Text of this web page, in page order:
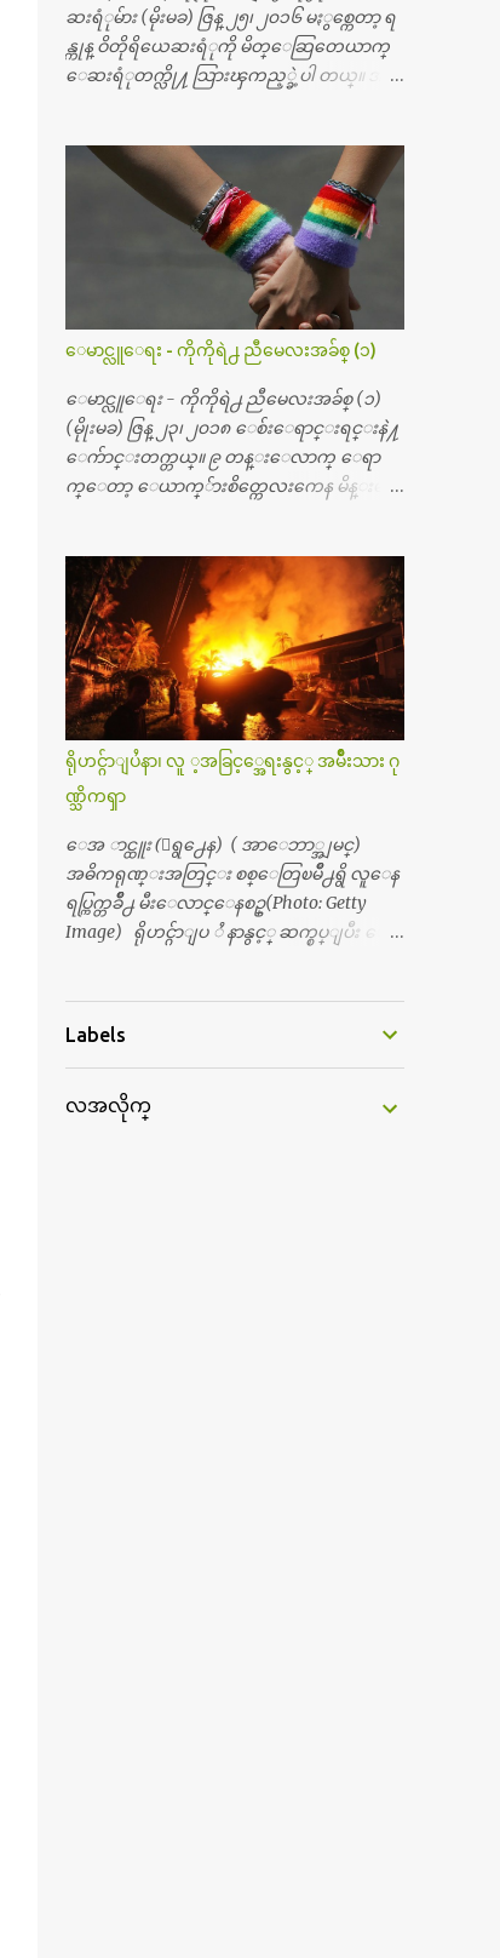
ဆးရံုမ်ား (မိုးမခ) ဇြန္ ၂၅၊ ၂၀၁၆ မႏွစ္ကေတာ့ ရ
န္ကုန္ ဝိတိုရိယေဆးရံုကို မိတ္ေဆြတေယာက္
ေဆးရံုတက္လို႔ သြားၾကည့္ခဲ့ပါ တယ္။ အရ
မ္းသြားလို႔ အရိုးအစားထိုးကုသျခင္း လုပ္ပါ
တယ္။ အရိုးအထူးကု ဆရာဝန္က ဝိတိုရိယေဟာ္တ
ယ္လိုအခန္းမွာ တရက္ က်ပ္ ၃ ေသာင္းနဲ႔ေနေ
စၿပီး၊ အာရွေတာ္ဝင္ခြဲစိတ္ခန္းကို ငွားရမ္းခြဲစိ
တ္ အရိုးအစားထိုးကုပါတယ္။ ေဆးစစ္၊ေဆး
ဝယ္၊ ခြဲစိတ္ကု၊ အရိုးအစားထိုးပစၥည္း စတဲ့စရိ
တ္ေတြနဲ႔ေဆးရံုမွာ ၂ ပတ္ေနထိုင္စရိတ္ သိ
န္း ၇၀ ေလာက္ ကုန္သြားပါတယ္။ သူငယ္ခ်င္းျ
ဖစ္သူကို လာေတြ႔ရင္း ဟိုတယ္လို သန္႔ရွင္း
သပ္ရပ္တဲ့ ဝိတိုရိယေဆးရံုမွာ စီတီစကင္ နဲ႔ အမ္အာ
အိုင္1 စက္ခန္းကိုေတြ႔လို႔ေမးၾကည့္ေ
တာ့ တခါစမ္းရင္ က်ပ္တသိန္းေက်ာ္ က်သင့္တ
ကီးေတြနဲ႔ စမ္းသပ္ရပါတယ္။ ခႏၱာကိုယ္အစိတ္ပို
င္း ကလီစာေတြကိုၾကည့္ရႈတဲ့ အာလထ
ရာေဆာင္း2 စက္ေတြကေတာ့ ေစ်းသိပ္မႀ
ကီးလို႔ ျမန္မာျပည္ေဆးရံုတိုင္းရွိပါတယ္။
တစ္ခါစမ္းရင္ က်ပ္တစ္ေသာင္းေလာက္ က်သ
င့္ပါတယ္။ စာေရးသူ လြန္ခဲ့တဲ့ (၂)...
ေမာင္လူေရး - ကိုကိုရဲ႕ ညီမေလးအခ်စ္ (၁)
ေမာင္လူေရး - ကိုကိုရဲ႕ ညီမေလးအခ်စ္ (၁)
(မိုုးမခ) ဇြန္ ၂၃၊ ၂၀၁၈ ေစ်းေရာင္းရင္းနဲ႔
ေက်ာင္းတက္တယ္။ ၉ တန္းေလာက္ ေရာ
က္ေတာ့ ေယာက္်ားစိတ္ကေလးကေန မိန္းမစိ
တာေပါ့။ မိန္းကေလး အေပါင္းအသင္းလ
ည္း မ်ားတယ္။ ငယ္ငယ္တုန္းကေတာ့ အမေတြနဲ႔
ေနတာဆုိေတာ့ သနပ္ခါးေလးေတြ လိမ္း
တယ္။ ပန္းပန္တယ္။ မိန္းကေလး အဝတ္အစားေ
တြကိုလည္း ခုိးဝတ္တယ္။ မိန္းမစိတ္ရွိေတာ့
ရွိေပမယ့္ ကိုယ့္ကိုယ္ကို မိန္းမစိတ္ေပါက္မွန္း
သိတာက ၉ တန္း၊ ၁၀ တန္းေလာက္ကမွ။ ညီအ
စ္ကို ေမာင္နွမ အားလံုး ၆ ေယာက္ရွိတယ္။ အစ္ကို ၃
ေယာက္၊ အစ္မ ႏွစ္ေယာက္။ အစ္ကိုေတြက
လည္း သူ႔ အေပါင္းအသင္းနဲ႔ သူဆိုေ
တာ့ အမေတြနဲ႔ဘဲ ေပါင္းတယ္။ ျပီးေတာ့
အေဖကလည္း ေယာက္်ားဆုိ ေယာ
က္်ားေလးလုိဘဲ ေနေစခ်င္တယ္။ အေဖ့ကို
ေၾကာက္လည္း ေၾကာက္ရတယ္။ ေယာ
က္်ားေလး စိတ္လည္း ရွိေအာင္ ဘာသာေရး
လည္း လုိက္စားေအာင္ တန္ခူးလဆုိ တစ္လ
လံုး ကိုရင္ ဝတ္ခုိင္းတယ္။ ေက်ာင္းမွာဆုိ
ရင္ ေယာက္်ားေလးေတြက ကိုယ့္ကို ဘာ
ပဲျဖစ္ျဖစ္ မၾကားတၾကား စရင္စတယ္။
ရိုဟင္ဂ်ာျပႆနာ၊ လူ ့အခြင့္အေရးနွင့္ အမ်ိဳးသား ဂု
ဏ္သိကၡာ
ေအ ာင္ထူး (ေရွ႕ေန) ( အာေဘာ္အျမင္)
အဓိကရုဏ္းအတြင္း စစ္ေတြၿမိဳ႕ရွိ လူေန
ရပ္ကြက္တခ်ိဳ႕ မီးေလာင္ေနစဥ္(Photo: Getty
Image) ရိုဟင္ဂ်ာျပ ႆ နာနွင့္ ဆက္စပ္ျပီး ေ
ဇီးရား နိုင္ငံတကာ ရုပ္သံလႊင့္ဌာနမွ ရိုဟင္ဂ်ာလူထု
တြင္းေနထိုင္ရာ တြင္လည္း အကူအညီမ်ား မရ
Labels
လအလိုက္